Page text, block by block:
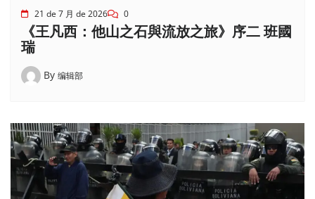
21 de 7 月 de 2026 0
《王凡西：他山之石與流放之旅》序二 班國
瑞
By 编辑部